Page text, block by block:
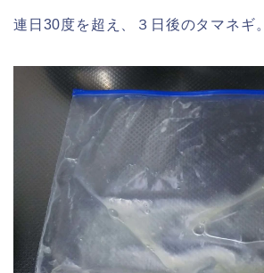
連日30度を超え、３日後のタマネギ。